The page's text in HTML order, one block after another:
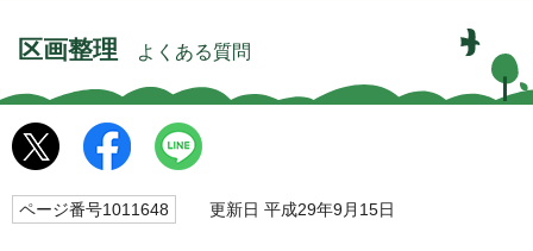
区画整理 よくある質問
ページ番号1011648 更新日 平成29年9月15日